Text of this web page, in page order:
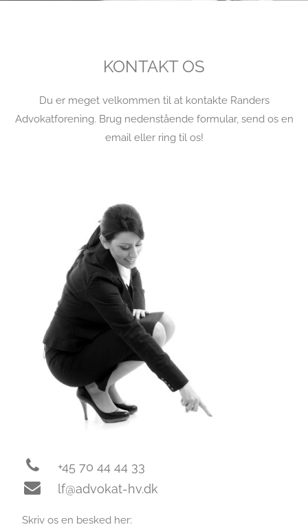
KONTAKT OS
Du er meget velkommen til at kontakte Randers
Advokatforening. Brug nedenstående formular, send os en
email eller ring til os!
+45 70 44 44 33
lf@advokat-hv.dk
Skriv os en besked her: